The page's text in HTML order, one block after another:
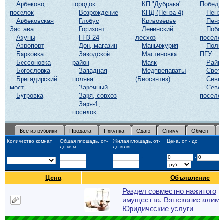
Арбеково,
поселок
Арбековская
Застава
Ахуны
Аэропорт
Барковка
Бессоновка
Богословка
Бригадирский
мост
Бугровка
городок
Возрождение
Глобус
Горизонт
ГПЗ-24
Дон, магазин
Заводской
район
Западная
поляна
Заречный
Заря, совхоз
Заря-1,
поселок
КП "Дубрава"
КПД (Пенза-4)
Кривозерье
Ленинский
лесхоз
Маньчжурия
Мастиновка
Маяк
Медпрепараты
(Биосинтез)
ПГУ
Все из рубрики Продажа Покупка Сдаю Сниму Обмен
Количество комнат
Общая площадь, от-
до кв.м.
Жилая площадь, от-
до кв.м.
Цена, от - до
- - -
Цена Объявление
Раздел совместно нажитого
имущества. Взыскание
Юридические услуги